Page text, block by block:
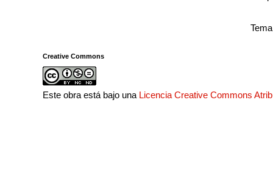
Creative Commons
Este obra está bajo una Licencia Creative Commons